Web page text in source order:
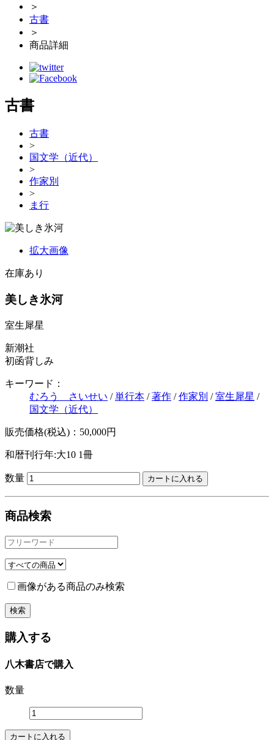
＞
古書
＞
商品詳細
古書
古書
>
国文学（近代）
>
作家別
>
ま行
拡大画像
在庫あり
美しき氷河
室生犀星
新潮社
初函背しみ
キーワード：
むろう さいせい /単行本 /著作 /作家別 /室生犀星 /
国文学（近代）
販売価格(税込)：50,000円
和暦刊行年:大10 1冊
数量
商品検索
画像がある商品のみ検索
購入する
八木書店で購入
数量